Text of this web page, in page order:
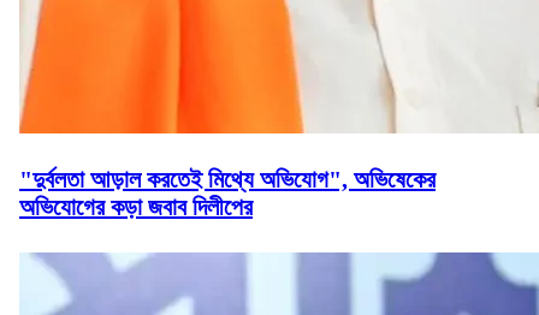
"দুর্বলতা আড়াল করতেই মিথ্যে অভিযোগ", অভিষেকের
অভিযোগের কড়া জবাব দিলীপের